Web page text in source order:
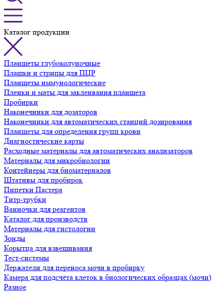
Каталог продукции
Планшеты глубоколуночные
Плашки и стрипы для ПЦР
Планшеты иммунологические
Пленки и маты для заклеивания планшета
Пробирки
Наконечники для дозаторов
Наконечники для автоматических станций дозирования
Планшеты для определения групп крови
Диагностические карты
Расходные материалы для автоматических анализаторов
Материалы для микробиологии
Контейнеры для биоматериалов
Штативы для пробирок
Пипетки Пастера
Титр-трубки
Ванночки для реагентов
Каталог для производств
Материалы для гистологии
Зонды
Корытца для взвешивания
Тест-системы
Держатели для переноса мочи в пробирку
Камера для подсчёта клеток в биологических образцах (мочи)
Разное